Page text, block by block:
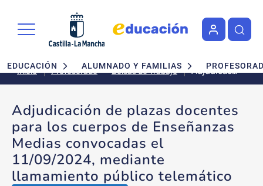
Navegación principal
EDUCACIÓN ALUMNADO Y FAMILIAS
Inicio Profesorado Bolsas de Trabajo
Adjudicación
de plazas
para los
cuerpos de
Enseñanzas
el
Adjudicación de plazas docentes
para los cuerpos de Enseñanzas
Medias convocadas el
11/09/2024, mediante
llamamiento público telemático